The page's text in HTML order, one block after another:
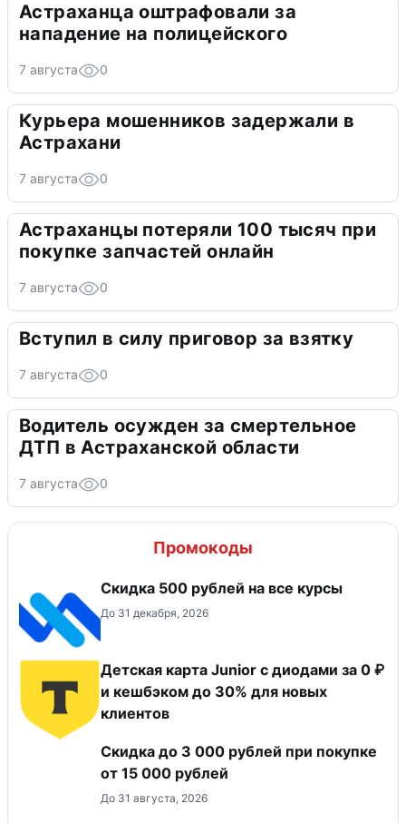
Астраханца оштрафовали за
нападение на полицейского
7 августа 0
Курьера мошенников задержали в
Астрахани
7 августа 0
Астраханцы потеряли 100 тысяч при
покупке запчастей онлайн
7 августа 0
Вступил в силу приговор за взятку
7 августа 0
Водитель осужден за смертельное
ДТП в Астраханской области
7 августа 0
Промокоды
Скидка 500 рублей на все курсы
До 31 декабря, 2026
Детская карта Junior с диодами за 0 ₽
и кешбэком до 30% для новых
клиентов
Скидка до 3 000 рублей при покупке
от 15 000 рублей
До 31 августа, 2026